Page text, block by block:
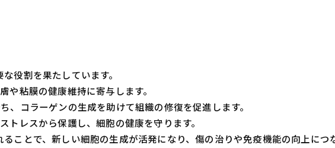
役割を果たしています。
や粘膜の健康維持に寄与します。
、コラーゲンの生成を助けて組織の修復を促進します。
トレスから保護し、細胞の健康を守ります。
ことで、新しい細胞の生成が活発になり、傷の治りや免疫機能の向上につ